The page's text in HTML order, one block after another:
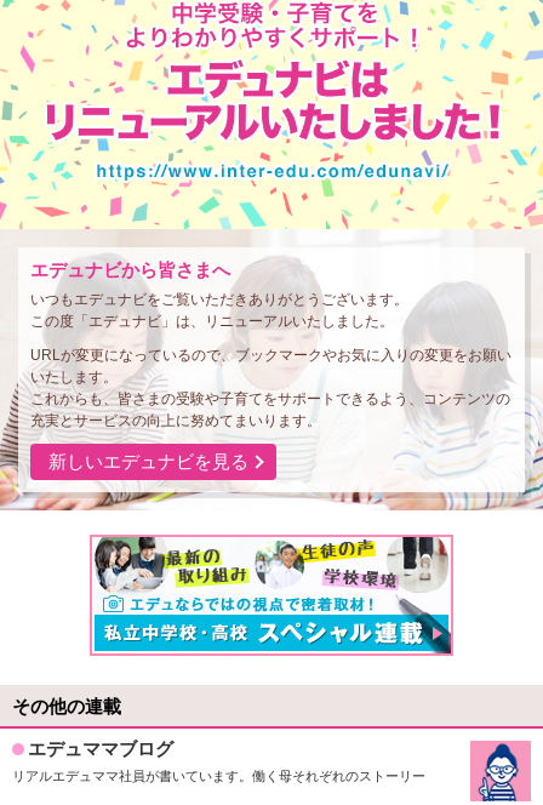
エデュナビから皆さまへ
いつもエデュナビをご覧いただきありがとうございます。
この度「エデュナビ」は、リニューアルいたしました。
URLが変更になっているので、ブックマークやお気に入りの変更をお願い
いたします。
これからも、皆さまの受験や子育てをサポートできるよう、コンテンツの
充実とサービスの向上に努めてまいります。
新しいエデュナビを見る
その他の連載
エデュママブログ
リアルエデュママ社員が書いています。働く母それぞれのストーリー